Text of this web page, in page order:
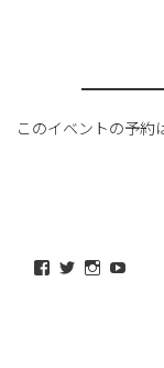
このイベントの予約
さ